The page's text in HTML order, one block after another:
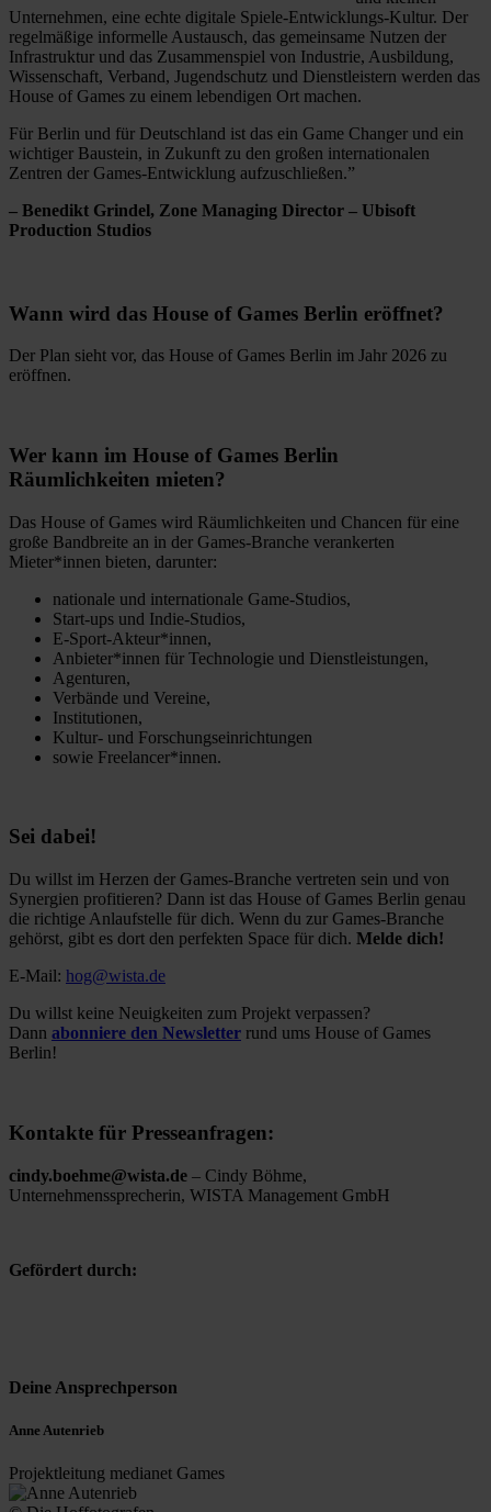
Unternehmen, eine echte digitale Spiele-Entwicklungs-Kultur. Der
regelmäßige informelle Austausch, das gemeinsame Nutzen der
Infrastruktur und das Zusammenspiel von Industrie, Ausbildung,
Wissenschaft, Verband, Jugendschutz und Dienstleistern werden das
House of Games zu einem lebendigen Ort machen.
Für Berlin und für Deutschland ist das ein Game Changer und ein
wichtiger Baustein, in Zukunft zu den großen internationalen
Zentren der Games-Entwicklung aufzuschließen.”
– Benedikt Grindel, Zone Managing Director – Ubisoft
Production Studios
Wann wird das House of Games Berlin eröffnet?
Der Plan sieht vor, das House of Games Berlin im Jahr 2026 zu
eröffnen.
Wer kann im House of Games Berlin
Räumlichkeiten mieten?
Das House of Games wird Räumlichkeiten und Chancen für eine
große Bandbreite an in der Games-Branche verankerten
Mieter*innen bieten, darunter:
nationale und internationale Game-Studios,
Start-ups und Indie-Studios,
E-Sport-Akteur*innen,
Anbieter*innen für Technologie und Dienstleistungen,
Agenturen,
Verbände und Vereine,
Institutionen,
Kultur- und Forschungseinrichtungen
sowie Freelancer*innen.
Sei dabei!
Du willst im Herzen der Games-Branche vertreten sein und von
Synergien profitieren? Dann ist das House of Games Berlin genau
die richtige Anlaufstelle für dich. Wenn du zur Games-Branche
gehörst, gibt es dort den perfekten Space für dich. Melde dich!
E-Mail: hog@wista.de
Du willst keine Neuigkeiten zum Projekt verpassen?
Dann abonniere den Newsletter rund ums House of Games
Berlin!
Kontakte für Presseanfragen:
cindy.boehme@wista.de – Cindy Böhme,
Unternehmenssprecherin, WISTA Management GmbH
Gefördert durch:
Deine Ansprechperson
Anne Autenrieb
Projektleitung medianet Games